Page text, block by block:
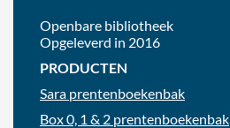
Openbare bibliotheek
Opgeleverd in 2016
PRODUCTEN
Sara prentenboekenbak
Box 0, 1 & 2 prentenboekenbak